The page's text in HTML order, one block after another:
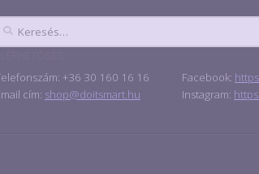
Keresés:
+36 30 160 16 16 Facebook:
cím: shop@doitsmart.hu Instagram: